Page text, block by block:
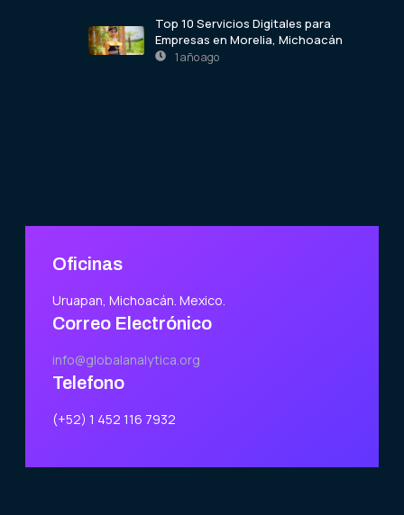
Top 10 Servicios Digitales para
Empresas en Morelia, Michoacán
1 año ago
Oficinas
Uruapan, Michoacán. Mexico.
Correo Electrónico
info@globalanalytica.org
Telefono
(+52) 1 452 116 7932